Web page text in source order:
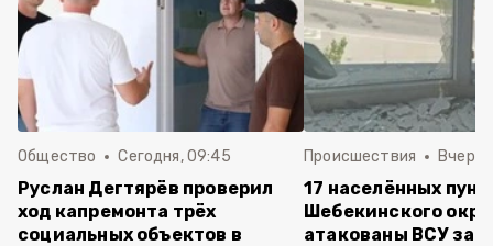
Общество Сегодня, 09:45
Руслан Дегтярёв проверил
ход капремонта трёх
социальных объектов в
Происшествия Вчера,
17 населённых
Шебекинского
атакованы ВСУ за